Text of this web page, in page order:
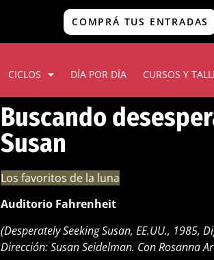
COMPRÁ TUS ENTRADAS
CICLOS DÍA POR DÍA CURSOS Y
Buscando
Susan
Los favoritos de la luna
Auditorio Fahrenheit
(Desperately Seeking Susan, EE.UU., 1985,
Dirección: Susan Seidelman. Con Rosanna